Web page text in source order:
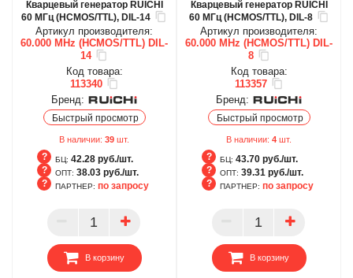
Кварцевый генератор RUICHI
60 МГц (HCMOS/TTL), DIL-14
Артикул производителя:
60.000 MHz (HCMOS/TTL) DIL-
14
Код товара:
113340
Бренд:
Быстрый просмотр
В наличии: 39 шт.
БЦ: 42.28 руб./шт.
ОПТ: 38.03 руб./шт.
ПАРТНЕР
ПАРТНЕР: по запросу
В корзину
Кварцевый генератор RUICHI
60 МГц (HCMOS/TTL), DIL-8
Артикул производителя:
60.000 MHz (HCMOS/TTL) DIL-
8
Код товара:
113357
Бренд:
Быстрый просмотр
В наличии: 4 шт.
БЦ: 43.70 руб./шт.
ОПТ: 39.31 руб./шт.
ПАРТНЕР
ПАРТНЕР: по запросу
В корзину